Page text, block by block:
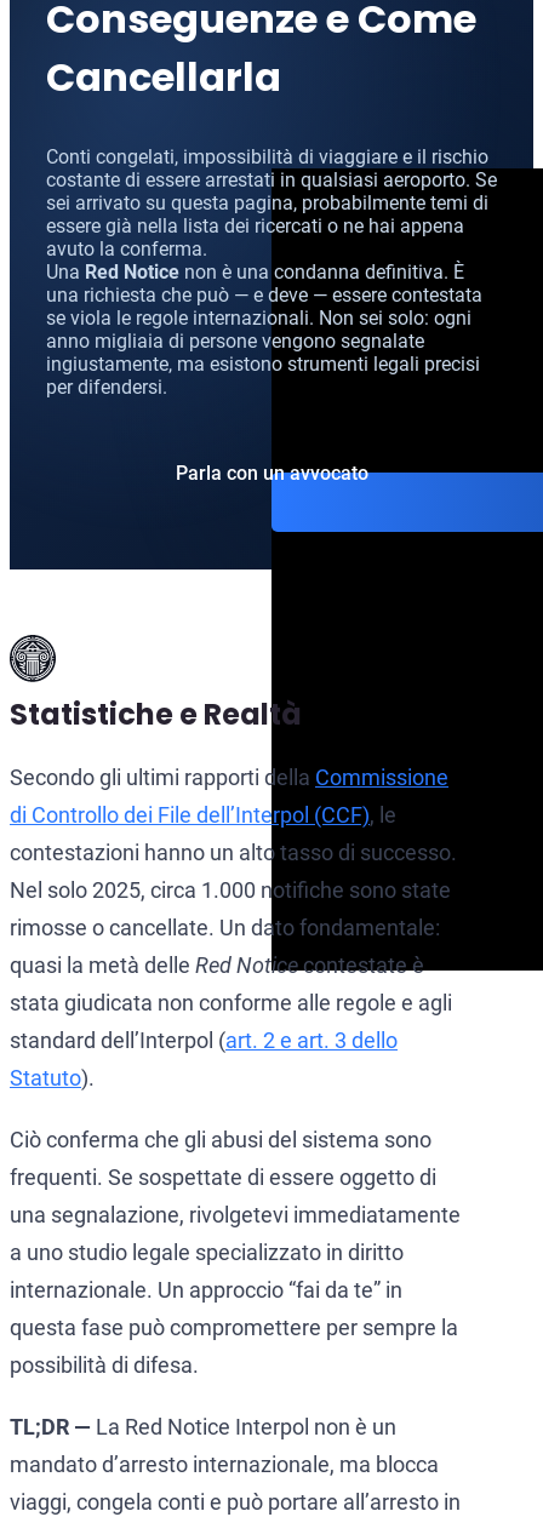
CCF (Commission for the
Estradizione e Difesa
Estradizione dall’Italia
Estradizione tra Italia e
Estradizione tra Italia e
Estradizione tra
Mandato d’arresto
Avvocati per crimini dei
Avvocato presso la Corte
Crimini economici e
Prevenzione del riciclaggio
World-Check
Conseguenze e Come
Cancellarla
Conti congelati, impossibilità di viaggiare e il rischio
costante di essere arrestati in qualsiasi aeroporto. Se
sei arrivato su questa pagina, probabilmente temi di
essere già nella lista dei ricercati o ne hai appena
avuto la conferma.
Una Red Notice non è una condanna definitiva. È
una richiesta che può — e deve — essere contestata
se viola le regole internazionali. Non sei solo: ogni
anno migliaia di persone vengono segnalate
ingiustamente, ma esistono strumenti legali precisi
per difendersi.
Parla con un avvocato
Statistiche e Realtà
Secondo gli ultimi rapporti della Commissione
di Controllo dei File dell’Interpol (CCF), le
contestazioni hanno un alto tasso di successo.
Nel solo 2025, circa 1.000 notifiche sono state
rimosse o cancellate. Un dato fondamentale:
quasi la metà delle Red Noticecontestate è
stata giudicata non conforme alle regole e agli
standard dell’Interpol (art. 2 e art. 3 dello
Statuto).
Ciò conferma che gli abusi del sistema sono
frequenti. Se sospettate di essere oggetto di
una segnalazione, rivolgetevi immediatamente
a uno studio legale specializzato in diritto
internazionale. Un approccio “fai da te” in
questa fase può compromettere per sempre la
possibilità di difesa.
TL;DR — La Red Notice Interpol non è un
mandato d’arresto internazionale, ma blocca
viaggi, congela conti e può portare all’arresto in